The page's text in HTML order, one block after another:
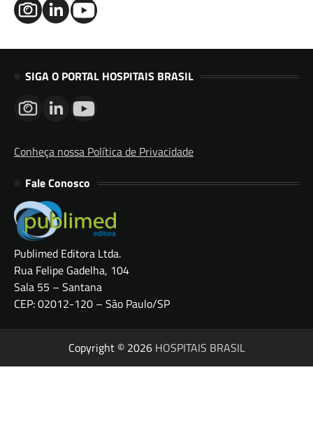
SIGA O PORTAL HOSPITAIS BRASIL
Conheça nossa Política de Privacidade
Fale Conosco
Publimed Editora Ltda.
Rua Felipe Gadelha, 104
Sala 55 – Santana
CEP: 02012-120 – São Paulo/SP
Copyright © 2026 HOSPITAIS BRASIL